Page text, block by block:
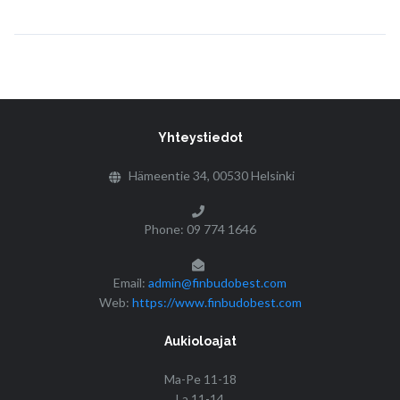
Yhteystiedot
Hämeentie 34, 00530 Helsinki
Phone: 09 774 1646
Email: admin@finbudobest.com
Web: https://www.finbudobest.com
Aukioloajat
Ma-Pe 11-18